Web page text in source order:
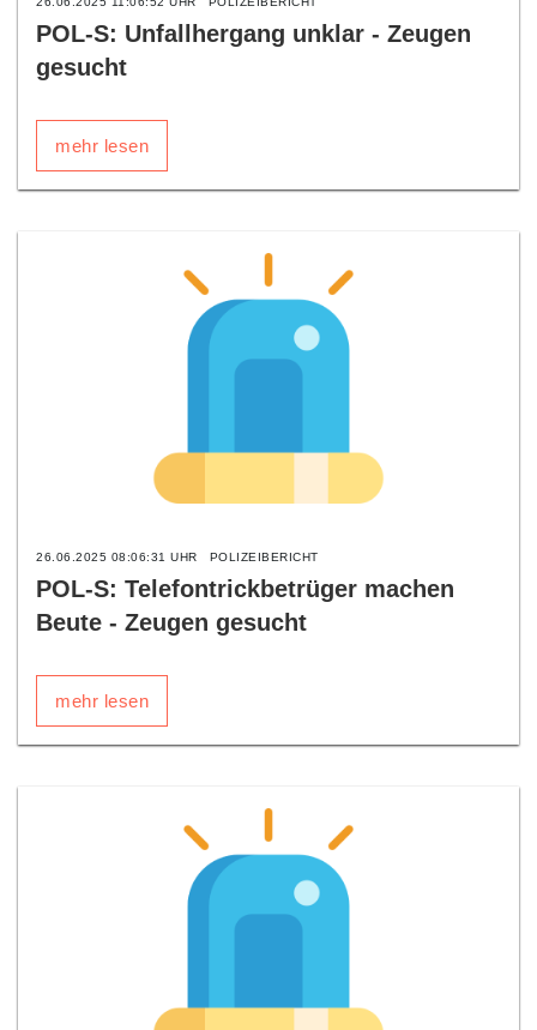
POL-S: Unfallhergang unklar - Zeugen
gesucht
mehr lesen
26.06.2025 08:06:31 UHR POLIZEIBERICHT
POL-S: Telefontrickbetrüger machen
Beute - Zeugen gesucht
mehr lesen